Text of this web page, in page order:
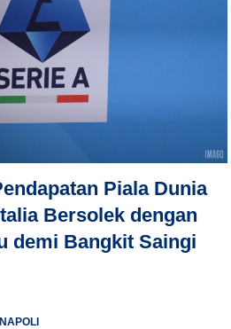
Piala Dunia
Bersolek dengan
demi Bangkit Saingi
NAPOLI